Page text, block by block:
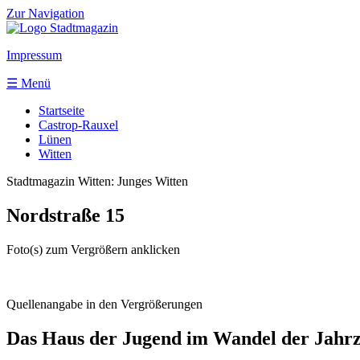
Zur Navigation
Impressum
☰ Menü
Startseite
Castrop-Rauxel
Lünen
Witten
Stadtmagazin Witten: Junges Witten
Nordstraße 15
Foto(s) zum Vergrößern anklicken
Quellenangabe in den Vergrößerungen
Das Haus der Jugend im Wandel der